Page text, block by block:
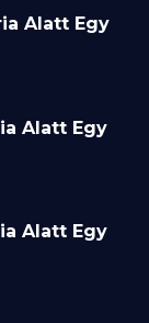
Alatt Egy
Alatt Egy
Alatt Egy